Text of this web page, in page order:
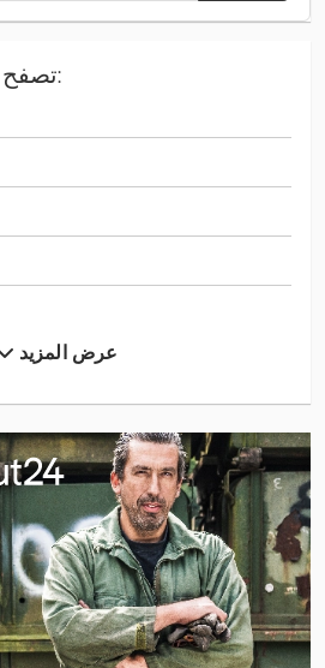
تصفح أكثر الفئات شعبية:
عرض المزيد